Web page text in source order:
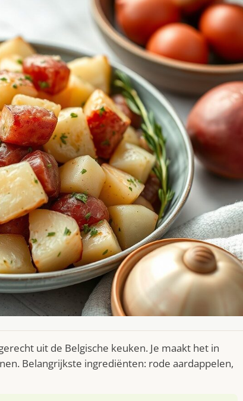
uit de Belgische keuken. Je maakt het in
Belangrijkste ingrediënten: rode aardappelen,